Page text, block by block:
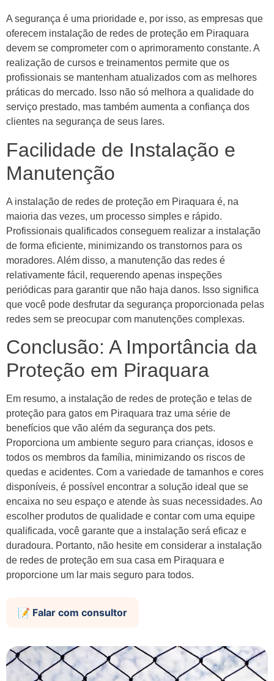
A segurança é uma prioridade e, por isso, as empresas que
oferecem instalação de redes de proteção em Piraquara
devem se comprometer com o aprimoramento constante. A
realização de cursos e treinamentos permite que os
profissionais se mantenham atualizados com as melhores
práticas do mercado. Isso não só melhora a qualidade do
serviço prestado, mas também aumenta a confiança dos
clientes na segurança de seus lares.
Facilidade de Instalação e
Manutenção
A instalação de redes de proteção em Piraquara é, na
maioria das vezes, um processo simples e rápido.
Profissionais qualificados conseguem realizar a instalação
de forma eficiente, minimizando os transtornos para os
moradores. Além disso, a manutenção das redes é
relativamente fácil, requerendo apenas inspeções
periódicas para garantir que não haja danos. Isso significa
que você pode desfrutar da segurança proporcionada pelas
redes sem se preocupar com manutenções complexas.
Conclusão: A Importância da
Proteção em Piraquara
Em resumo, a instalação de redes de proteção e telas de
proteção para gatos em Piraquara traz uma série de
benefícios que vão além da segurança dos pets.
Proporciona um ambiente seguro para crianças, idosos e
todos os membros da família, minimizando os riscos de
quedas e acidentes. Com a variedade de tamanhos e cores
disponíveis, é possível encontrar a solução ideal que se
encaixa no seu espaço e atende às suas necessidades. Ao
escolher produtos de qualidade e contar com uma equipe
qualificada, você garante que a instalação será eficaz e
duradoura. Portanto, não hesite em considerar a instalação
de redes de proteção em sua casa em Piraquara e
proporcione um lar mais seguro para todos.
📝 Falar com consultor